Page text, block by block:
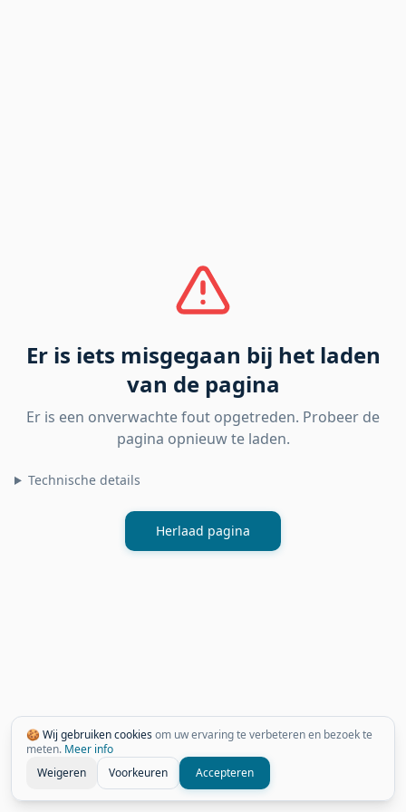
🍪 Wij gebruiken cookiesom uw ervaring te verbeteren en bezoek te
meten. Meer info
Weigeren
Voorkeuren Accepteren
Er is iets misgegaan bij het laden
van de pagina
Er is een onverwachte fout opgetreden. Probeer de
pagina opnieuw te laden.
Technische details
Herlaad pagina